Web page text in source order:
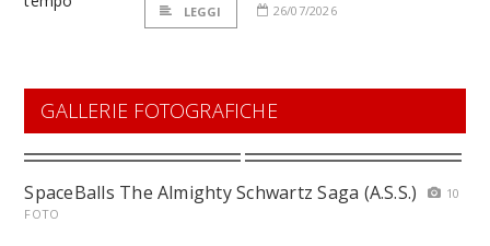
LEGGI 26/07/2026
GALLERIE FOTOGRAFICHE
SpaceBalls The Almighty Schwartz Saga (A.S.S.)
10
FOTO